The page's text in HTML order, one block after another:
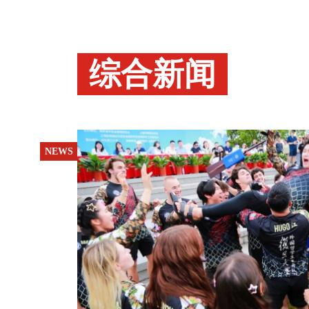
综合新闻
NEWS